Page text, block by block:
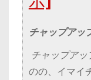
チャップアッ
チャップアッ
のの、イマイ